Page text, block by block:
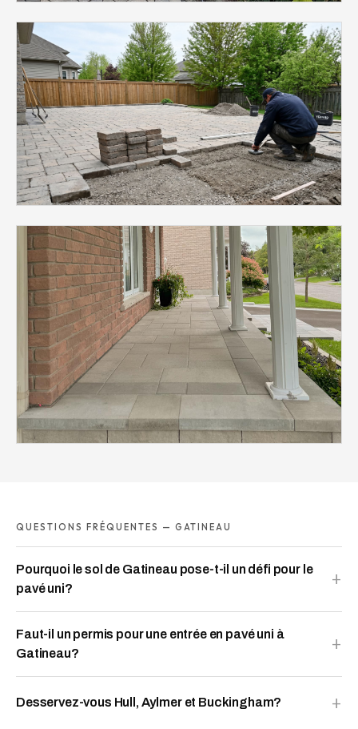
QUESTIONS FRÉQUENTES — GATINEAU
Pourquoi le sol de Gatineau pose-t-il un défi pour le
pavé uni?
Faut-il un permis pour une entrée en pavé uni à
Gatineau?
Desservez-vous Hull, Aylmer et Buckingham?